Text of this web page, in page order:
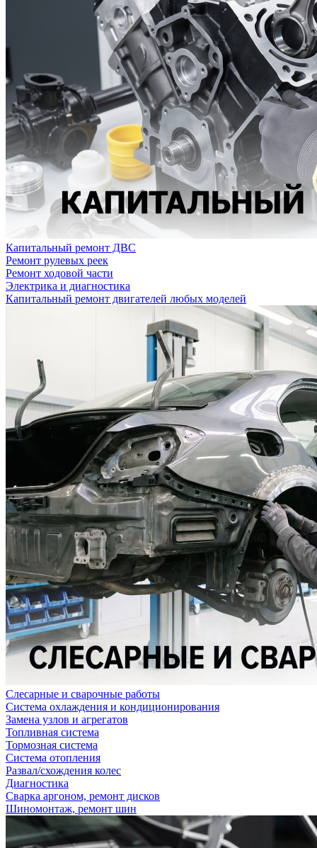
Капитальный ремонт ДВС
Ремонт рулевых реек
Ремонт ходовой части
Электрика и диагностика
Капитальный ремонт двигателей любых моделей
Слесарные и сварочные работы
Система охлаждения и кондиционирования
Замена узлов и агрегатов
Топливная система
Тормозная система
Система отопления
Развал/схождения колес
Диагностика
Сварка аргоном, ремонт дисков
Шиномонтаж, ремонт шин